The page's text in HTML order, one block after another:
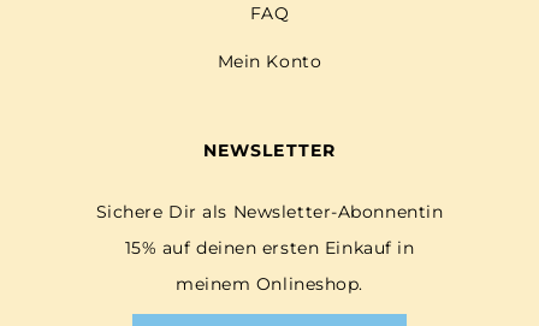
FAQ
Mein Konto
NEWSLETTER
Sichere Dir als Newsletter-Abonnentin
15% auf deinen ersten Einkauf in
meinem Onlineshop.